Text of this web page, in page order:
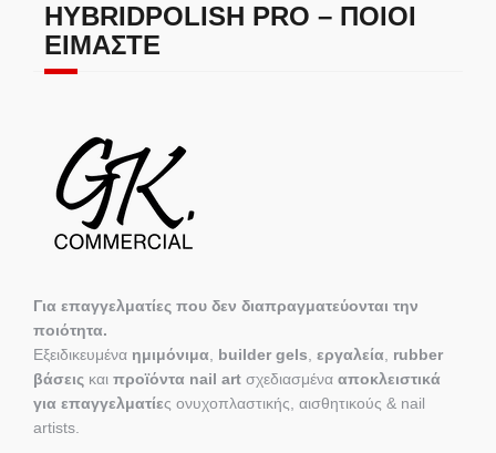
HYBRIDPOLISH PRO – ΠΟΙΟΙ
ΕΊΜΑΣΤΕ
Για επαγγελματίες που δεν διαπραγματεύονται την
ποιότητα.
Εξειδικευμένα ημιμόνιμα, builder gels, εργαλεία, rubber
βάσεις και προϊόντα nail art σχεδιασμένα αποκλειστικά
για επαγγελματίες ονυχοπλαστικής, αισθητικούς & nail
artists.